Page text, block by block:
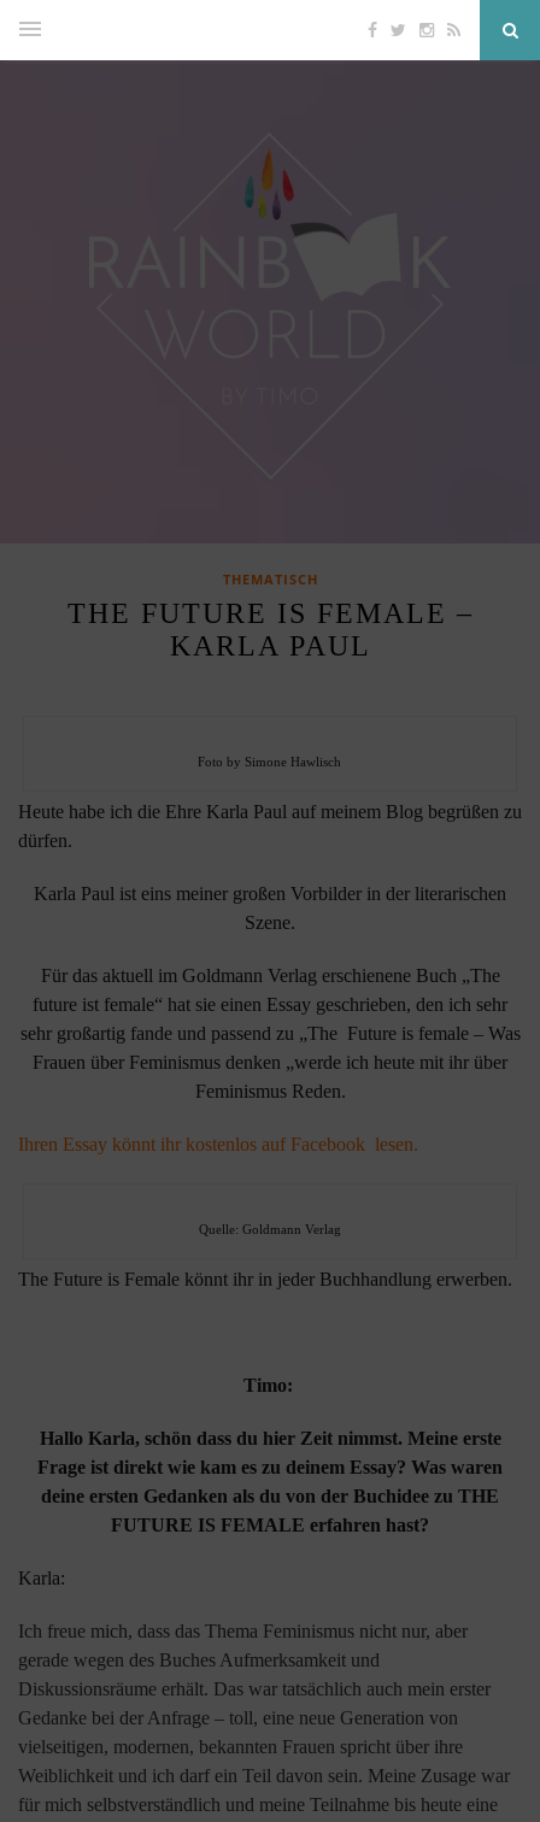
THEMATISCH
THE FUTURE IS FEMALE –
KARLA PAUL
Foto by Simone Hawlisch
Heute habe ich die Ehre Karla Paul auf meinem Blog begrüßen zu
dürfen.
Karla Paul ist eins meiner großen Vorbilder in der literarischen
Szene.
Für das aktuell im Goldmann Verlag erschienene Buch „The
future ist female“ hat sie einen Essay geschrieben, den ich sehr
sehr großartig fande und passend zu „The Future is female – Was
Frauen über Feminismus denken „werde ich heute mit ihr über
Feminismus Reden.
Ihren Essay könnt ihr kostenlos auf Facebook lesen.
Quelle: Goldmann Verlag
The Future is Female könnt ihr in jeder Buchhandlung erwerben.
Timo:
Hallo Karla, schön dass du hier Zeit nimmst. Meine erste
Frage ist direkt wie kam es zu deinem Essay? Was waren
deine ersten Gedanken als du von der Buchidee zu THE
FUTURE IS FEMALE erfahren hast?
Karla:
Ich freue mich, dass das Thema Feminismus nicht nur, aber
gerade wegen des Buches Aufmerksamkeit und
Diskussionsräume erhält. Das war tatsächlich auch mein erster
Gedanke bei der Anfrage – toll, eine neue Generation von
vielseitigen, modernen, bekannten Frauen spricht über ihre
Weiblichkeit und ich darf ein Teil davon sein. Meine Zusage war
für mich selbstverständlich und meine Teilnahme bis heute eine